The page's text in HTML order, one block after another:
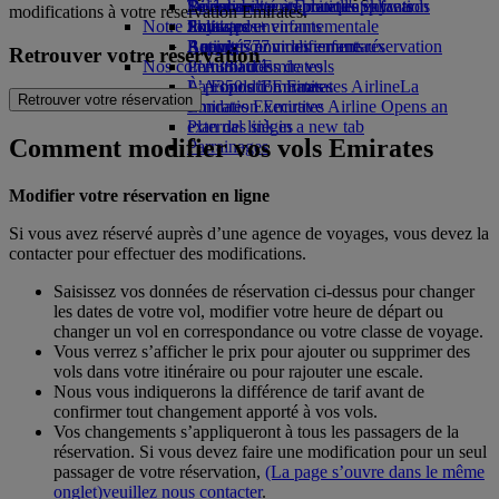
Boissons
Notre flotte
Boeing 777
L’A380 d’Emirates
L’A350 d’Emirates
Emirates Executive
Plan des sièges
Divertissements pour les enfants
Jouets pour enfants
Activités pour les enfants
La durabilité en pratique
Politique environnementale
Rapports environnementaux
Nos communautés
La Fondation Emirates AirlineLa
Fondation Emirates Airline Opens an
external link in a new tab
Parrainages
Se connecter à Emirates Skywards
Skywards+
Téléphone portable et l'application
Emirates
Annuler ou modifier une réservation
Perturbations de vols
À propos d’Emirates
modifications à votre réservation Emirates.
Retrouver votre réservation
Retrouver votre réservation
Comment modifier vos vols Emirates
Modifier votre réservation en ligne
Si vous avez réservé auprès d’une agence de voyages, vous devez la
contacter pour effectuer des modifications.
Saisissez vos données de réservation ci-dessus pour changer
les dates de votre vol, modifier votre heure de départ ou
changer un vol en correspondance ou votre classe de voyage.
Vous verrez s’afficher le prix pour ajouter ou supprimer des
vols dans votre itinéraire ou pour rajouter une escale.
Nous vous indiquerons la différence de tarif avant de
confirmer tout changement apporté à vos vols.
Vos changements s’appliqueront à tous les passagers de la
réservation. Si vous devez faire une modification pour un seul
passager de votre réservation, (La page s’ouvre dans le même
onglet)veuillez nous contacter.